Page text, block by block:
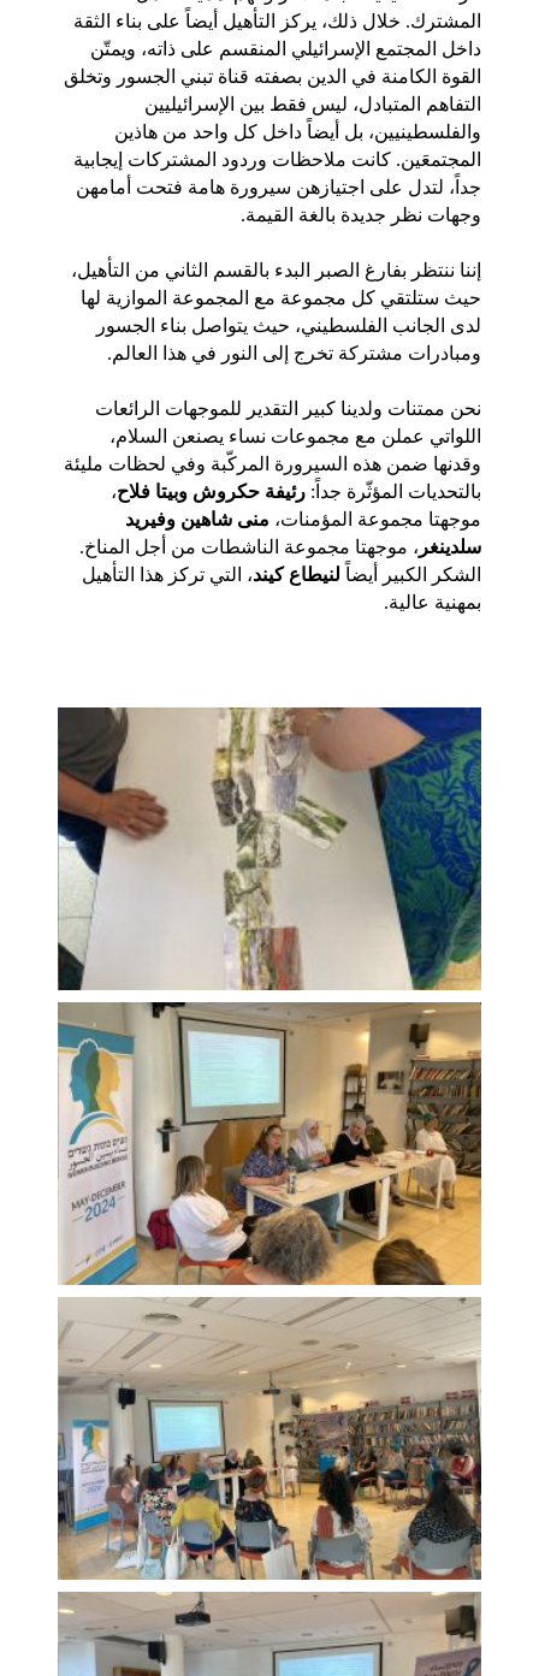
وجهات نظر جديدة بالغة القيمة.
ومبادرات مشتركة تخرج إلى النور في هذا العالم.
بالتحديات المؤثّرة جداً: رئيفة حكروش وبيتا فلاح
موجهتا مجموعة المؤمنات،
سلدينغر
الشكر الكبير أيضاً لنيطاع كيند
بمهنية عالية.